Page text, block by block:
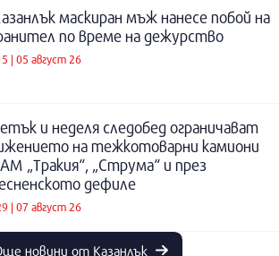
маскиран мъж нанесе побой на
по време на дежурство
| 05 август 26
и неделя следобед ограничават
на тежкотоварни камиони
„Тракия“, „Струма“ и през
дефиле
| 07 август 26
новини от Казанлък